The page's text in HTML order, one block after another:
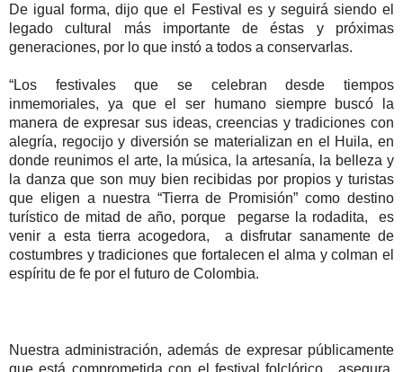
De igual forma, dijo que el Festival es y seguirá siendo el
legado cultural más importante de éstas y próximas
generaciones, por lo que instó a todos a conservarlas.
“Los festivales que se celebran desde tiempos
inmemoriales, ya que el ser humano siempre buscó la
manera de expresar sus ideas, creencias y tradiciones con
alegría, regocijo y diversión se materializan en el Huila, en
donde reunimos el arte, la música, la artesanía, la belleza y
la danza que son muy bien recibidas por propios y turistas
que eligen a nuestra “Tierra de Promisión” como destino
turístico de mitad de año, porque pegarse la rodadita, es
venir a esta tierra acogedora, a disfrutar sanamente de
costumbres y tradiciones que fortalecen el alma y colman el
espíritu de fe por el futuro de Colombia.
Nuestra administración, además de expresar públicamente
que está comprometida con el festival folclórico, asegura,